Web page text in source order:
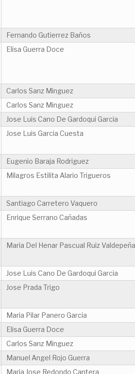
Fernando Gutierrez Baños
Elisa Guerra Doce
Carlos Sanz Minguez
Carlos Sanz Minguez
Jose Luis Cano De Gardoqui Garcia
Jose Luis Garcia Cuesta
Eugenio Baraja Rodriguez
Milagros Estilita Alario Trigueros
Santiago Carretero Vaquero
Enrique Serrano Cañadas
Maria Del Henar Pascual Ruiz
Jose Luis Cano De Gardoqui Garcia
Jose Prada Trigo
Maria Pilar Panero Garcia
Elisa Guerra Doce
Carlos Sanz Minguez
Manuel Angel Rojo Guerra
Maria Jose Redondo Cantera